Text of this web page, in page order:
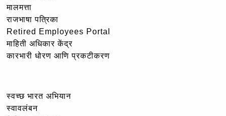
मालमत्ता
राजभाषा पत्रिका
Retired Employees Portal
माहिती अधिकार केंद्र
कारभारी धोरण आणि प्रकटीकरण
स्वच्छ भारत अभियान
स्वावलंबन